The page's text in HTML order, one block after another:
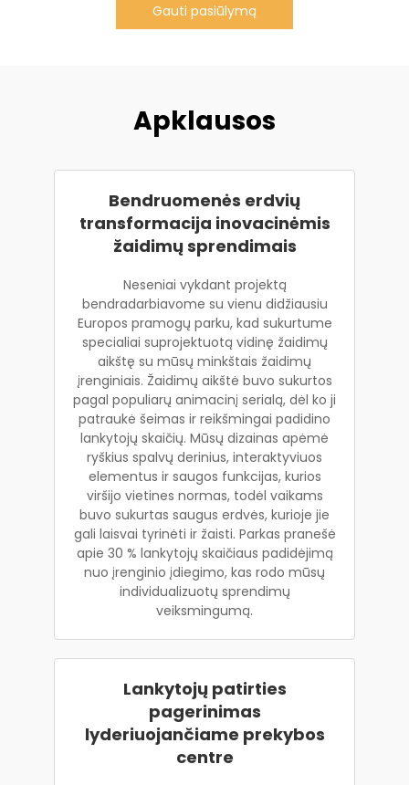
Gauti pasiūlymą
Apklausos
Bendruomenės erdvių
transformacija inovacinėmis
žaidimų sprendimais
Neseniai vykdant projektą
bendradarbiavome su vienu didžiausiu
Europos pramogų parku, kad sukurtume
specialiai suprojektuotą vidinę žaidimų
aikštę su mūsų minkštais žaidimų
įrenginiais. Žaidimų aikštė buvo sukurtos
pagal populiarų animacinį serialą, dėl ko ji
patraukė šeimas ir reikšmingai padidino
lankytojų skaičių. Mūsų dizainas apėmė
ryškius spalvų derinius, interaktyviuos
elementus ir saugos funkcijas, kurios
viršijo vietines normas, todėl vaikams
buvo sukurtas saugus erdvės, kurioje jie
gali laisvai tyrinėti ir žaisti. Parkas pranešė
apie 30 % lankytojų skaičiaus padidėjimą
nuo įrenginio įdiegimo, kas rodo mūsų
individualizuotų sprendimų
veiksmingumą.
Lankytojų patirties
pagerinimas
lyderiuojančiame prekybos
centre